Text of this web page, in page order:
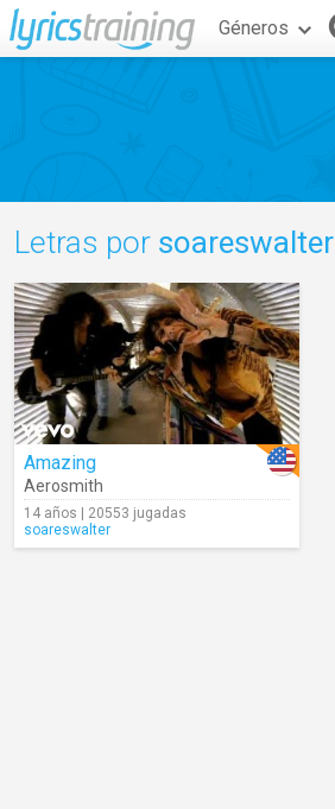
Géneros
Letras por soareswalter
Amazing
Aerosmith
14 años | 20553 jugadas
soareswalter